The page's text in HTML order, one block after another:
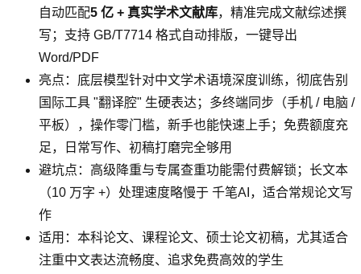
自动匹配5 亿 + 真实学术文献库，精准完成文献综述撰
写；支持 GB/T7714 格式自动排版，一键导出
Word/PDF
亮点：底层模型针对中文学术语境深度训练，彻底告别
国际工具 "翻译腔" 生硬表达；多终端同步（手机 / 电脑 /
平板），操作零门槛，新手也能快速上手；免费额度充
足，日常写作、初稿打磨完全够用
避坑点：高级降重与专属查重功能需付费解锁；长文本
（10 万字 +）处理速度略慢于 千笔AI，适合常规论文写
作
适用：本科论文、课程论文、硕士论文初稿，尤其适合
注重中文表达流畅度、追求免费高效的学生